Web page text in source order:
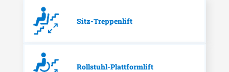
Sitz-Treppenlift
Rollstuhl-Plattformlift